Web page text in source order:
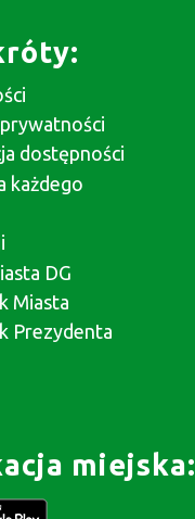
dostępności
każdego
DG
Miasta
Prezydenta
miejska: